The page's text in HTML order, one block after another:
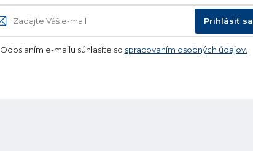
Prihlásiť sa
Odoslaním e-mailu súhlasíte so spracovaním osobných údajov.